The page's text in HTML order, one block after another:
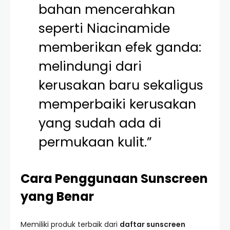
bahan mencerahkan
seperti Niacinamide
memberikan efek ganda:
melindungi dari
kerusakan baru sekaligus
memperbaiki kerusakan
yang sudah ada di
permukaan kulit.”
Cara Penggunaan Sunscreen
yang Benar
Memiliki produk terbaik dari daftar sunscreen